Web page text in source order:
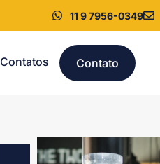
11 9 7956-0349
Contatos Contato